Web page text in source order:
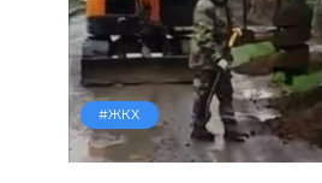
#ЖКХ